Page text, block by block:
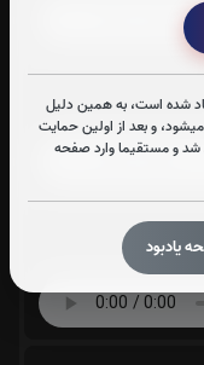
شده است، به همین دلیل
و بعد از اولین حمایت
شد و مستقیما وارد صفحه
یادبود